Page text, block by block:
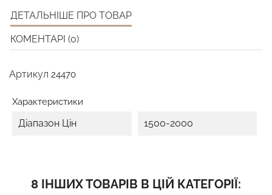
ДЕТАЛЬНІШЕ ПРО ТОВАР
КОМЕНТАРІ (0)
Артикул 24470
Характеристики
Діапазон Цін 1500-2000
8 ІНШИХ ТОВАРІВ В ЦІЙ КАТЕГОРІЇ: